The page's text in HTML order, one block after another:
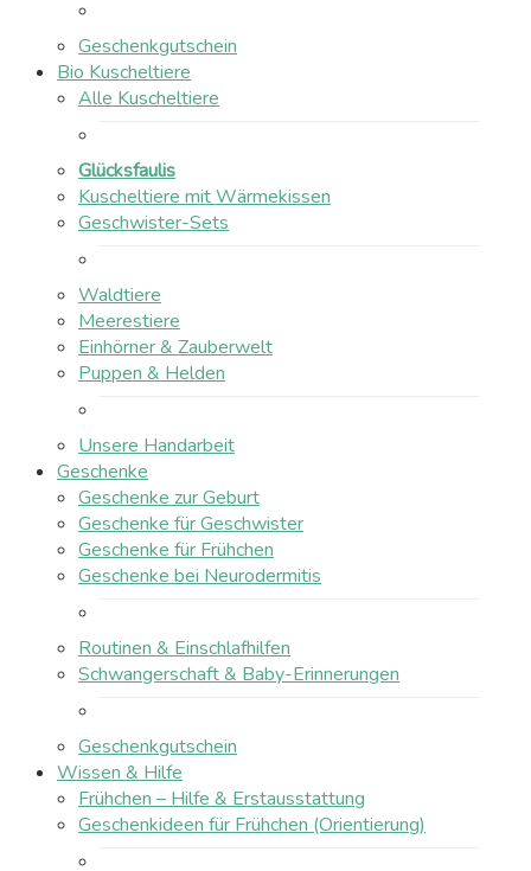
Geschenkgutschein
Bio Kuscheltiere
Alle Kuscheltiere
Glücksfaulis
Kuscheltiere mit Wärmekissen
Geschwister-Sets
Waldtiere
Meerestiere
Einhörner & Zauberwelt
Puppen & Helden
Unsere Handarbeit
Geschenke
Geschenke zur Geburt
Geschenke für Geschwister
Geschenke für Frühchen
Geschenke bei Neurodermitis
Routinen & Einschlafhilfen
Schwangerschaft & Baby-Erinnerungen
Geschenkgutschein
Wissen & Hilfe
Frühchen – Hilfe & Erstausstattung
Geschenkideen für Frühchen (Orientierung)